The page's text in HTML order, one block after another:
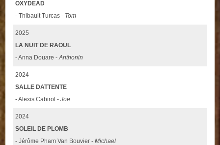
OXYDEAD
- Thibault Turcas - Tom
2025
LA NUIT DE RAOUL
- Anna Douare -Anthonin
2024
SALLE DATTENTE
- Alexis Cabirol -Joe
2024
SOLEIL DE PLOMB
- Jérôme Pham Van Bouvier -Michael